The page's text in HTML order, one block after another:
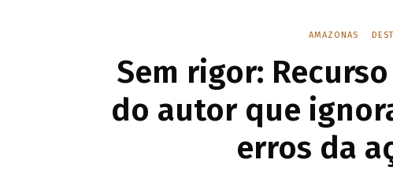
AMAZONAS
Sem rigor:
do autor que
erros da